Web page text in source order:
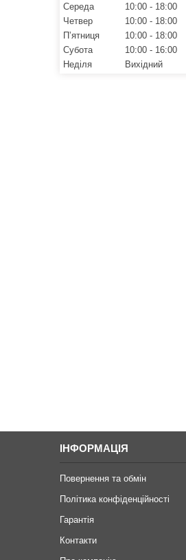
Середа
10:00 18:00
Четвер
10:00 18:00
Пʼятниця
10:00 18:00
Субота
10:00 16:00
Неділя
Вихідний
ІНФОРМАЦІЯ
Повернення та обмін
Політика конфіденційності
Гарантія
Контакти